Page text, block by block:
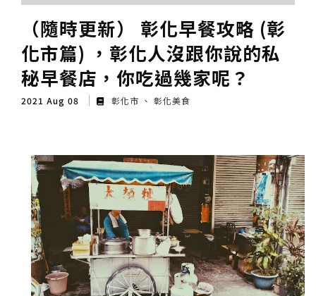
（隨時更新） 彰化早餐攻略 (彰
化市篇) ，彰化人沒跟你說的私
秘早餐店，你吃過幾家呢？
2021 Aug 08 彰化市 彰化美食